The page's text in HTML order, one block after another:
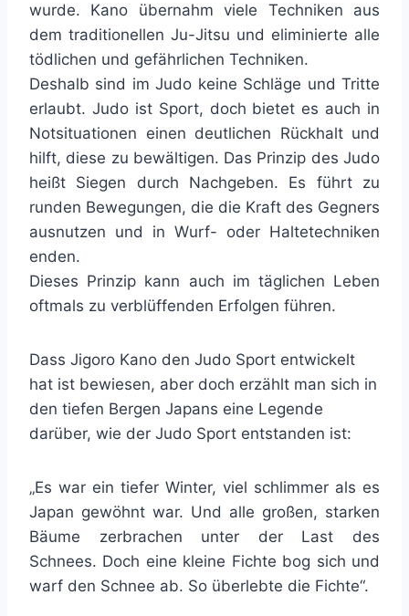
wurde. Kano übernahm viele Techniken aus
dem traditionellen Ju-Jitsu und eliminierte alle
tödlichen und gefährlichen Techniken.
Deshalb sind im Judo keine Schläge und Tritte
erlaubt. Judo ist Sport, doch bietet es auch in
Notsituationen einen deutlichen Rückhalt und
hilft, diese zu bewältigen. Das Prinzip des Judo
heißt Siegen durch Nachgeben. Es führt zu
runden Bewegungen, die die Kraft des Gegners
ausnutzen und in Wurf- oder Haltetechniken
enden.
Dieses Prinzip kann auch im täglichen Leben
oftmals zu verblüffenden Erfolgen führen.
Dass Jigoro Kano den Judo Sport entwickelt
hat ist bewiesen, aber doch erzählt man sich in
den tiefen Bergen Japans eine Legende
darüber, wie der Judo Sport entstanden ist:
„Es war ein tiefer Winter, viel schlimmer als es
Japan gewöhnt war. Und alle großen, starken
Bäume zerbrachen unter der Last des
Schnees. Doch eine kleine Fichte bog sich und
warf den Schnee ab. So überlebte die Fichte“.